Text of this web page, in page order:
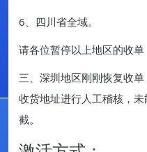
6、四川省全域。
请各位暂停以上地区的收单
三、深圳地区刚刚恢复收
收货地址进行人工稽核，
截。